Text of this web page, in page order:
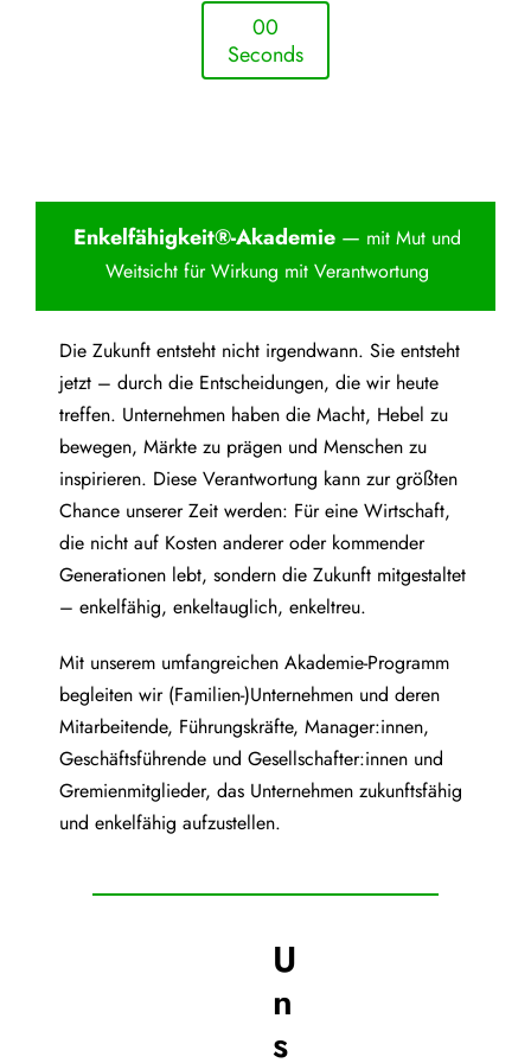
00
Seconds
Enkelfähigkeit®-Akademie— mit Mut und
Weitsicht für Wirkung mit Verantwortung
Die Zukunft entsteht nicht irgendwann. Sie entsteht
jetzt – durch die Entscheidungen, die wir heute
treffen. Unternehmen haben die Macht, Hebel zu
bewegen, Märkte zu prägen und Menschen zu
inspirieren. Diese Verantwortung kann zur größten
Chance unserer Zeit werden: Für eine Wirtschaft,
die nicht auf Kosten anderer oder kommender
Generationen lebt, sondern die Zukunft mitgestaltet
– enkelfähig, enkeltauglich, enkeltreu.
Mit unserem umfangreichen Akademie-Programm
begleiten wir (Familien-)Unternehmen und deren
Mitarbeitende, Führungskräfte, Manager:innen,
Geschäftsführende und Gesellschafter:innen und
Gremienmitglieder, das Unternehmen zukunftsfähig
und enkelfähig aufzustellen.
U
n
s